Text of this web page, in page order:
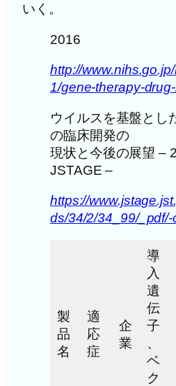
いく。
2016
http://
1/gene-therapy-
ウイルスを基盤とし
の臨床開発の
現状と今後の展望 –
JSTAGE –
https://
ds/34/2/34_99/_pdf/-
製
品
名
適
応
症
企
業
導
入
遺
伝
子
、
ベ
ク